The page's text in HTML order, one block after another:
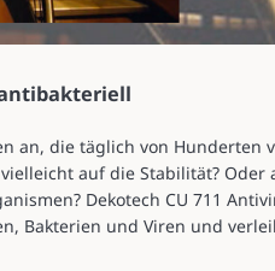
an, die täglich von Hunderten
auf die Stabilität?
Dekotech CU 711
Bakterien und Viren und